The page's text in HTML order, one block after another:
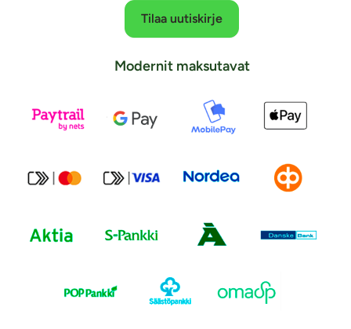
Tilaa uutiskirje
Modernit maksutavat